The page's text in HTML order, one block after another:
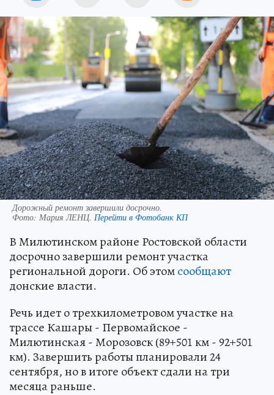
Дорожный ремонт завершили досрочно.
Фото: Мария ЛЕНЦ. Перейти в Фотобанк КП
В Милютинском районе Ростовской области
досрочно завершили ремонт участка
региональной дороги. Об этомсообщают
донские власти.
Речь идет о трехкилометровом участке на
трассе Кашары - Первомайское -
Милютинская - Морозовск (89+501 км - 92+501
км). Завершить работы планировали 24
сентября, но в итоге объект сдали на три
месяца раньше.